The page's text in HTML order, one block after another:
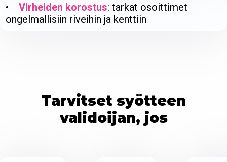
• Virheiden korostus: tarkat osoittimet
ongelmallisiin riveihin ja kenttiin
Tarvitset syötteen
validoijan, jos